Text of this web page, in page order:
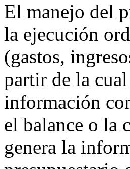
El manejo del
la ejecución
(gastos,
partir de la
información
el balance o la
genera la